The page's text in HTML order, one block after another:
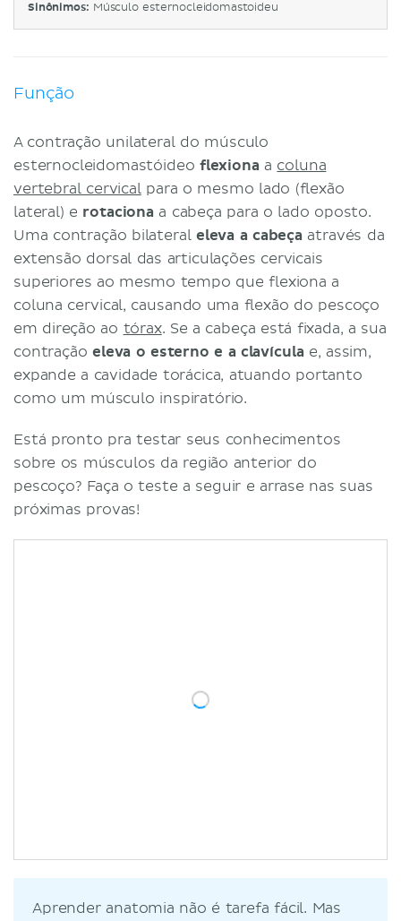
Sinônimos: Músculo esternocleidomastoideu
Função
A contração unilateral do músculo
esternocleidomastóideo flexiona a coluna
vertebral cervicalpara o mesmo lado (flexão
lateral) e rotaciona a cabeça para o lado oposto.
Uma contração bilateral eleva a cabeça através da
extensão dorsal das articulações cervicais
superiores ao mesmo tempo que flexiona a
coluna cervical, causando uma flexão do pescoço
em direção ao tórax. Se a cabeça está fixada, a sua
contração eleva o esterno e a clavícula e, assim,
expande a cavidade torácica, atuando portanto
como um músculo inspiratório.
Está pronto pra testar seus conhecimentos
sobre os músculos da região anterior do
pescoço? Faça o teste a seguir e arrase nas suas
próximas provas!
Aprender anatomia não é tarefa fácil. Mas